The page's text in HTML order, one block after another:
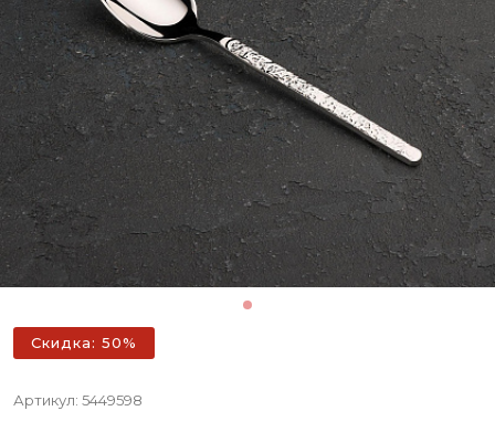
Скидка: 50%
Артикул: 5449598